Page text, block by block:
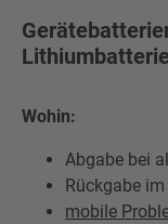
Wohin:
Abgabe bei
Rückgabe
mobile